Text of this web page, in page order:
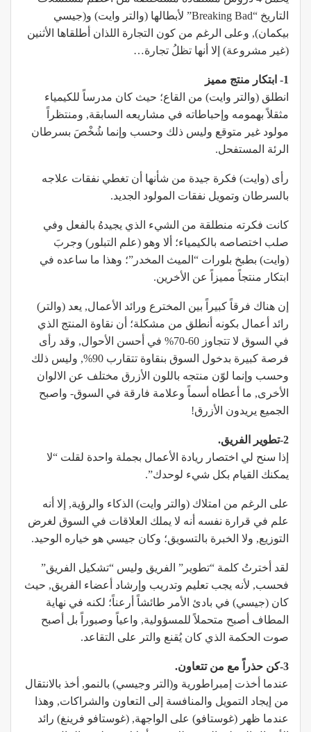
التاريخ “Breaking Bad” لأبطالها (والتر وايت) و(جيسي
بيكمان), وعلى الرغم من كون التجارة اللذان أطلقاها الأثنين
(غير مشروعة) إلا أنها تظلُ تجارة…
1- ابتكار منتج مميز
انطلق (والتر وايت) من القاع؛ حيث كان مدرساً للكيمياء
مثقلاً بهمومه وإحباطاته في مشاريعه السابقة, ومنتظراً
مولود غير متوقع وليس ذلك وحسب وإنما شُخْصَ بسرطان
الرئة المستفحل.
رأى (وايت) فكرة جيدة من شأنها أن تغطي نفقات علاجه
بالسرطان وتمويل نفقات المولود الجديد.
كانت فكرته منطلقة من الشيء الذي يجيدهُ بالفعل وفي
صلب اختصاصه بالكيمياء؛ ألا وهو (علم التبلور) وجربَ
(وايت) بطبخ بلورات “الميث المخدر”؛ وهذا ما ساعده في
ابتكار منتجاً مميزاً عن الأخرين.
إن هناك فرقاً كبيراً بين المخترع ورائد الأعمال, يعد (والتر)
رائد أعمال بكونه أنطلق من مشكلة؛ أن نقاوة المنتج الذي
في السوق لا تتجاوز 60-70% في أحسن الأحوال, وقد رأى
فرصة كبيرة بدخول السوق بنقاوة تتقارب 90%, وليس ذلك
وحسب وإنما لوّن منتجه باللون الأزرق مختلف عن الالوان
الأخرى, ما أعطاه أسماً وعلامة فارقة في السوق- واصبح
الجميع يريدون الأزرق!
2-تطوير الفريق.
إذا سنح لي اختصار ريادة الأعمال بجملة واحدة لقلت “لا
يمكنك القيام بكل شيء لوحدك”.
على الرغم من امتلاك (والتر وايت) الذكاء والرؤية, إلا أنه
علم في قرارة نفسه أنه لا يملك العلاقات في السوق لغرض
التوزيع, ولا الخبرة بالتسويق؛ وكان جيسي هو خياره الوحيد.
لقد أخترتُ كلمة “تطوير” الفريق وليس “تشكيل الفريق”
فحسب, لأنه يجب تعليم وتدريب وإرشاد أعضاء الفريق, حيث
كان (جيسي) في بادئ الأمر طائشاً أرعناً؛ لكنه في نهاية
المطاف أصبح متحملاً للمسؤولية, واعياً وصبوراً بل أصبح
صوت الحكمة الذي كان يُقنع والتر على التقاعد.
3-كن حذراً مع من تتعاون.
عندما أخذت إمبراطورية و(التر وجيسي) بالنمو, أخذ بالانتقال
من إيجاد التمويل والمنافسة إلى التعاون والشراكات, وهذا
عندما ظهر (غوستافو) على الواجهة, (غوستافو فرينغ) رائد